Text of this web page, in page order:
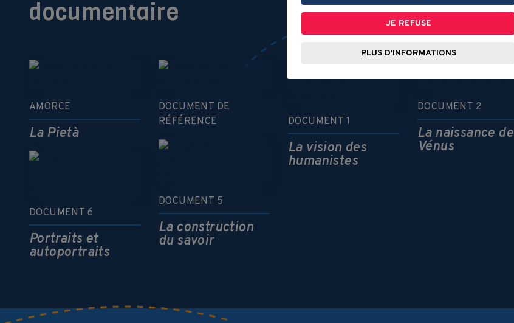
documentaire
AMORCE
La Pietà
DOCUMENT DE
RÉFÉRENCE
DOCUMENT 1
La vision des
humanistes
DOCUMENT 2
La naissance de
Vénus
DOCUMENT 5
La construction
du savoir
DOCUMENT 6
Portraits et
autoportraits
JE REFUSE
PLUS D'INFORMATIONS